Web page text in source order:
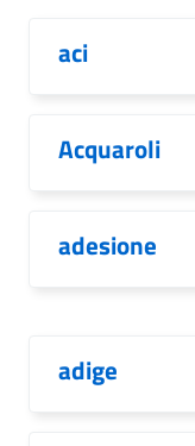
aci
Acquaroli
adesione
adige